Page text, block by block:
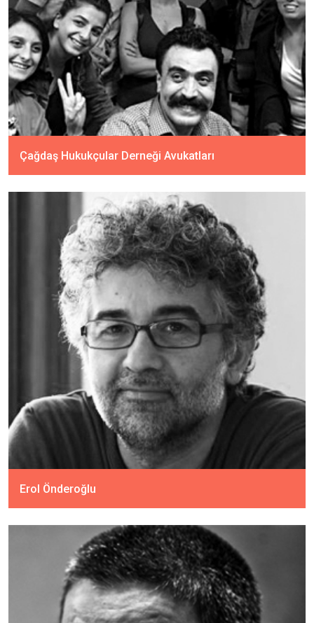
Çağdaş Hukukçular Derneği Avukatları
Erol Önderoğlu